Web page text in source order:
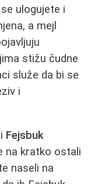
ulogujete i
a mejl
stižu čudne
služe da bi se
i
Fejsbuk
na kratko ostali
naseli na